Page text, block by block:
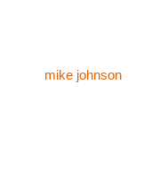
mike johnson